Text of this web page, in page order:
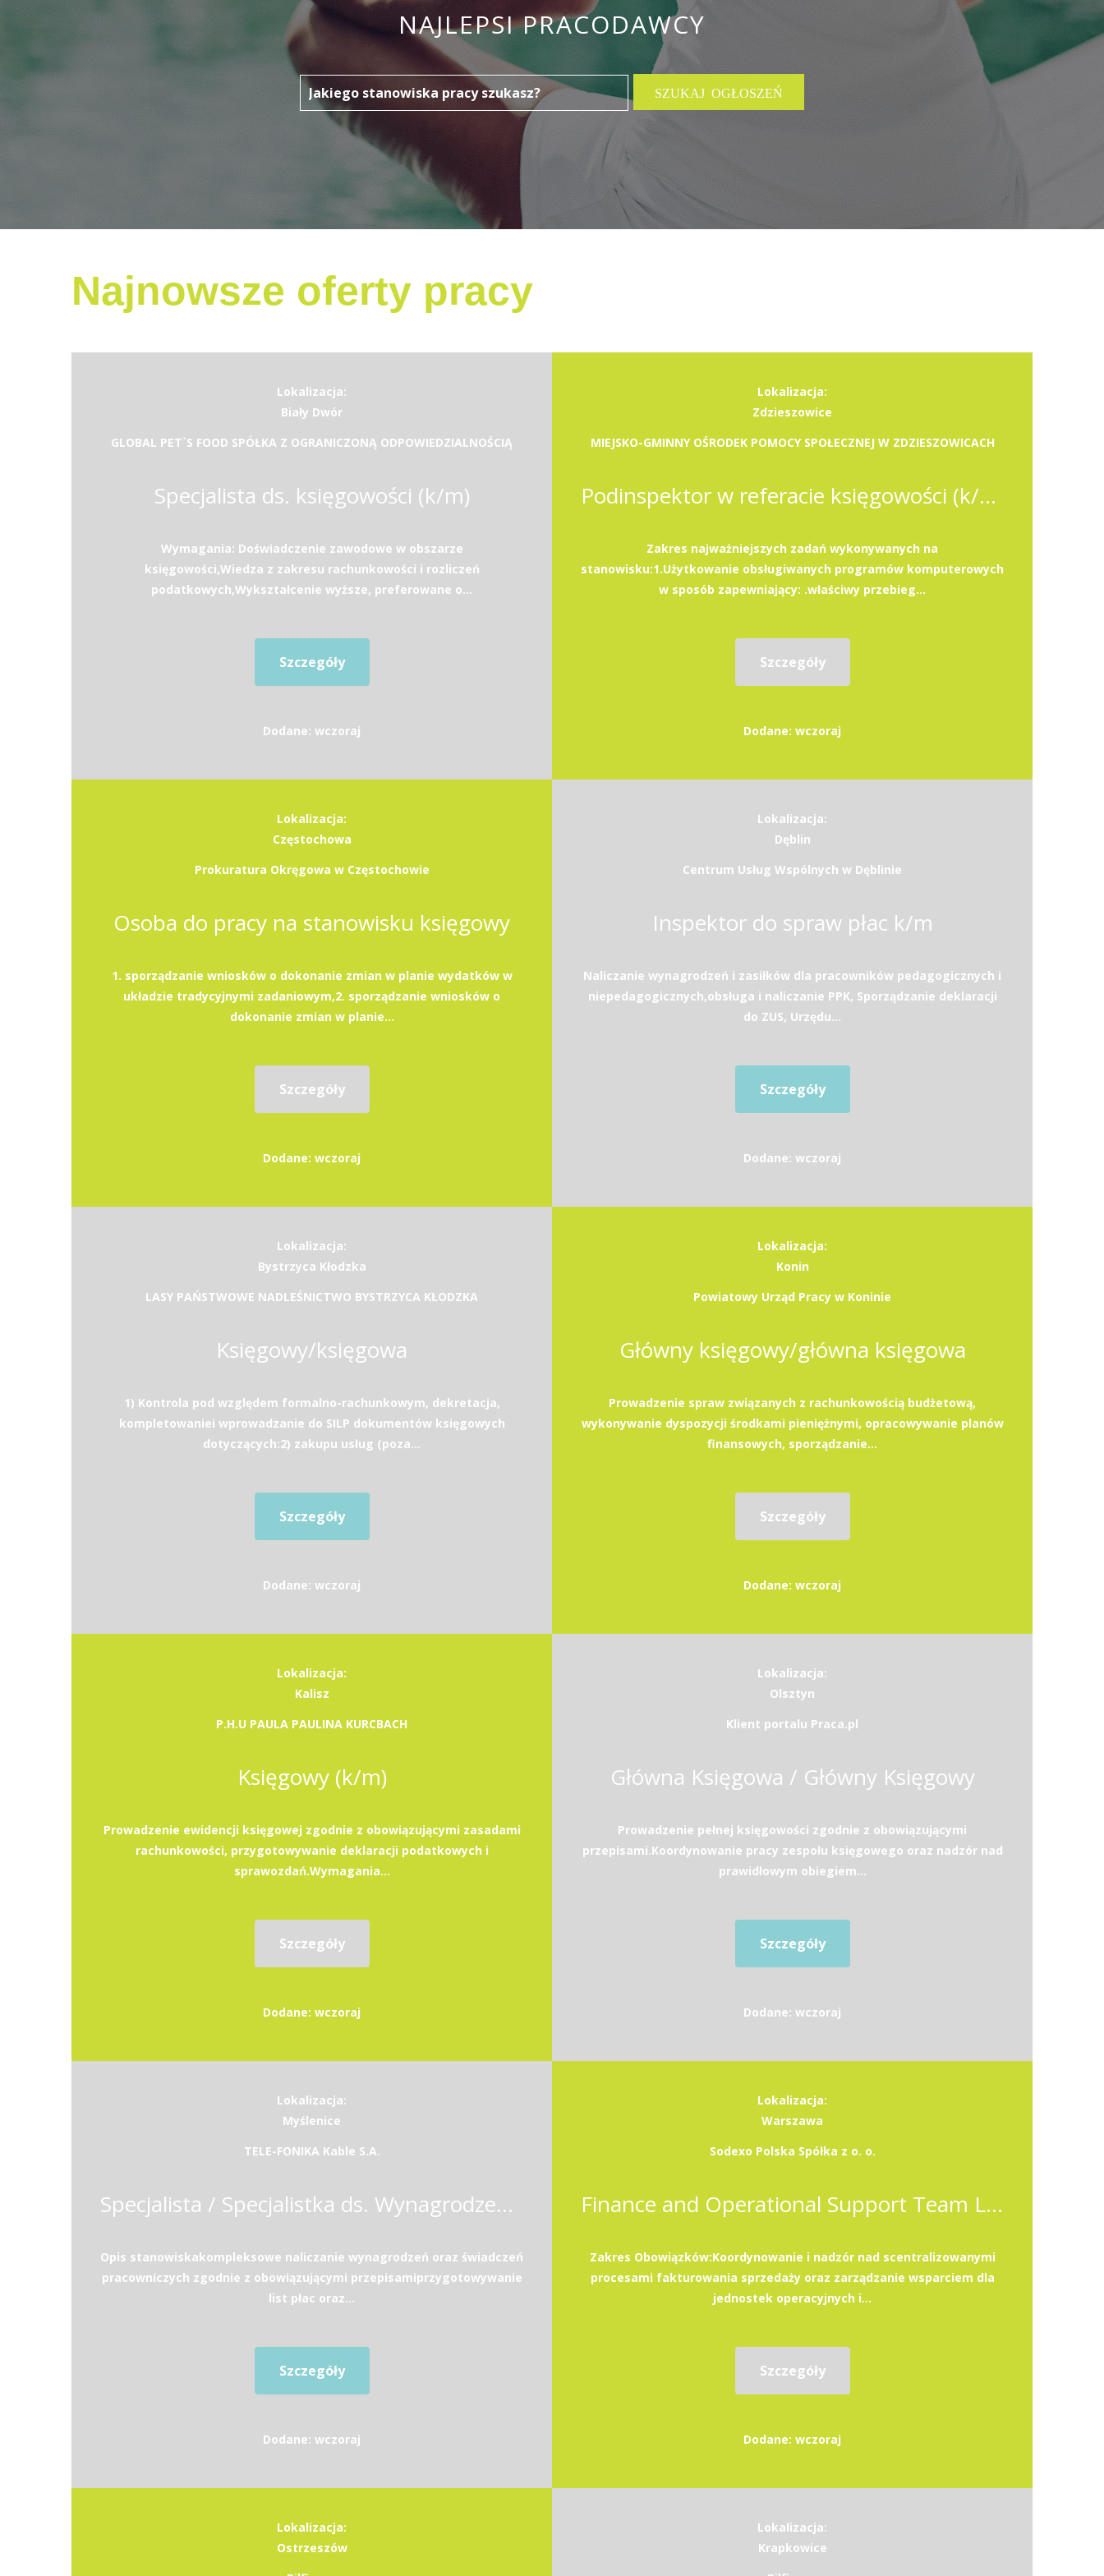
NAJLEPSI PRACODAWCY
Najnowsze oferty pracy
Lokalizacja:
Biały Dwór
GLOBAL PET`S FOOD SPÓŁKA Z OGRANICZONĄ ODPOWIEDZIALNOŚCIĄ
Specjalista ds. księgowości (k/m)
Wymagania: Doświadczenie zawodowe w obszarze
księgowości,Wiedza z zakresu rachunkowości i rozliczeń
podatkowych,Wykształcenie wyższe, preferowane o...
Szczegóły
Dodane: wczoraj
Lokalizacja:
Zdzieszowice
MIEJSKO-GMINNY OŚRODEK POMOCY SPOŁECZNEJ W ZDZIESZOWICACH
Podinspektor w referacie księgowości (k/m)
Zakres najważniejszych zadań wykonywanych na
stanowisku:1.Użytkowanie obsługiwanych programów komputerowych
w sposób zapewniający: .właściwy przebieg...
Szczegóły
Dodane: wczoraj
Lokalizacja:
Częstochowa
Prokuratura Okręgowa w Częstochowie
Osoba do pracy na stanowisku księgowy
1. sporządzanie wniosków o dokonanie zmian w planie wydatków w
układzie tradycyjnymi zadaniowym,2. sporządzanie wniosków o
dokonanie zmian w planie...
Szczegóły
Dodane: wczoraj
Lokalizacja:
Dęblin
Centrum Usług Wspólnych w Dęblinie
Inspektor do spraw płac k/m
Naliczanie wynagrodzeń i zasiłków dla pracowników pedagogicznych i
niepedagogicznych,obsługa i naliczanie PPK, Sporządzanie deklaracji
do ZUS, Urzędu...
Szczegóły
Dodane: wczoraj
Lokalizacja:
Bystrzyca Kłodzka
LASY PAŃSTWOWE NADLEŚNICTWO BYSTRZYCA KŁODZKA
Księgowy/księgowa
1) Kontrola pod względem formalno-rachunkowym, dekretacja,
kompletowaniei wprowadzanie do SILP dokumentów księgowych
dotyczących:2) zakupu usług (poza...
Szczegóły
Dodane: wczoraj
Lokalizacja:
Konin
Powiatowy Urząd Pracy w Koninie
Główny księgowy/główna księgowa
Prowadzenie spraw związanych z rachunkowością budżetową,
wykonywanie dyspozycji środkami pieniężnymi, opracowywanie planów
finansowych, sporządzanie...
Szczegóły
Dodane: wczoraj
Lokalizacja:
Kalisz
P.H.U PAULA PAULINA KURCBACH
Księgowy (k/m)
Prowadzenie ewidencji księgowej zgodnie z obowiązującymi zasadami
rachunkowości, przygotowywanie deklaracji podatkowych i
sprawozdań.Wymagania...
Szczegóły
Dodane: wczoraj
Lokalizacja:
Olsztyn
Klient portalu Praca.pl
Główna Księgowa / Główny Księgowy
Prowadzenie pełnej księgowości zgodnie z obowiązującymi
przepisami.Koordynowanie pracy zespołu księgowego oraz nadzór nad
prawidłowym obiegiem...
Szczegóły
Dodane: wczoraj
Lokalizacja:
Myślenice
TELE-FONIKA Kable S.A.
Specjalista / Specjalistka ds. Wynagrodzeń i Rozliczeń Kadrowo-Płacowych
Opis stanowiskakompleksowe naliczanie wynagrodzeń oraz świadczeń
pracowniczych zgodnie z obowiązującymi przepisamiprzygotowywanie
list płac oraz...
Szczegóły
Dodane: wczoraj
Lokalizacja:
Warszawa
Sodexo Polska Spółka z o. o.
Finance and Operational Support Team Leader (K/M/X)
Zakres Obowiązków:Koordynowanie i nadzór nad scentralizowanymi
procesami fakturowania sprzedaży oraz zarządzanie wsparciem dla
jednostek operacyjnych i...
Szczegóły
Dodane: wczoraj
Lokalizacja:
Ostrzeszów
Lokalizacja:
Krapkowice